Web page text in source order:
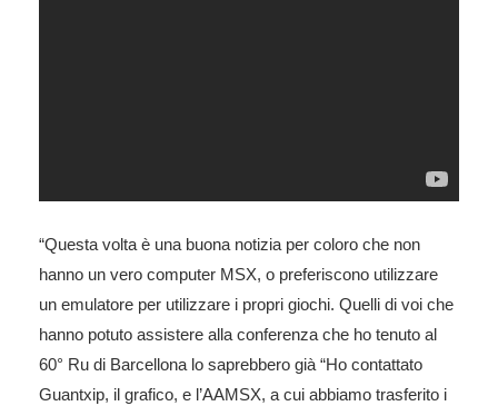
“Questa volta è una buona notizia per coloro che non
hanno un vero computer MSX, o preferiscono utilizzare
un emulatore per utilizzare i propri giochi. Quelli di voi che
hanno potuto assistere alla conferenza che ho tenuto al
60° Ru di Barcellona lo saprebbero già “Ho contattato
Guantxip, il grafico, e l’AAMSX, a cui abbiamo trasferito i